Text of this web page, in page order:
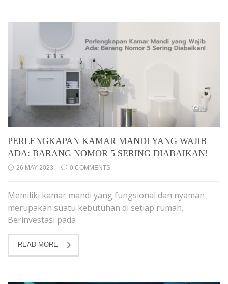
PERLENGKAPAN KAMAR MANDI YANG WAJIB
ADA: BARANG NOMOR 5 SERING DIABAIKAN!
26 MAY 2023 0 COMMENTS
Memiliki kamar mandi yang fungsional dan nyaman
merupakan suatu kebutuhan di setiap rumah.
Berinvestasi pada
READ MORE